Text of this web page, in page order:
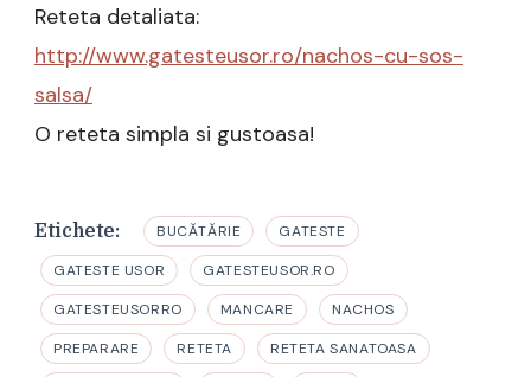
Reteta detaliata:
http://www.gatesteusor.ro/nachos-cu-sos-
salsa/
O reteta simpla si gustoasa!
Etichete: BUCĂTĂRIE GATESTE
GATESTE USOR GATESTEUSOR.RO
GATESTEUSORRO MANCARE NACHOS
PREPARARE RETETA RETETA SANATOASA